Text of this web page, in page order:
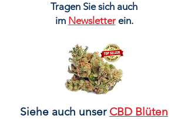
Tragen Sie sich auch
im Newsletterein.
Siehe auch unser CBD Blüten